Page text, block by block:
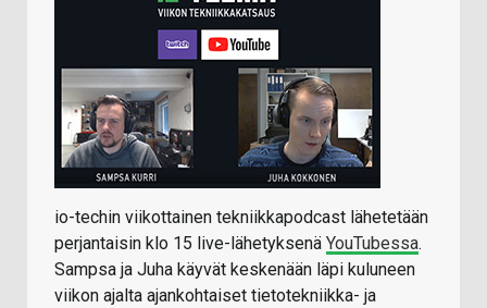
io-techin viikottainen tekniikkapodcast lähetetään
perjantaisin klo 15 live-lähetyksenä YouTubessa.
Sampsa ja Juha käyvät keskenään läpi kuluneen
viikon ajalta ajankohtaiset tietotekniikka- ja